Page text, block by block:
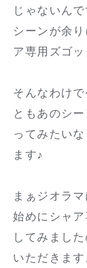
じゃないん
シーンが余
ア専用ズゴ
そんなわけ
ともあのシ
ってみたい
ます♪
まぁジオラ
始めにシャ
してみまし
いただきます